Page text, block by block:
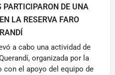
DE UNA
LA RESERVA FARO
a cabo una actividad de
organizada por la
con el apoyo del equipo de